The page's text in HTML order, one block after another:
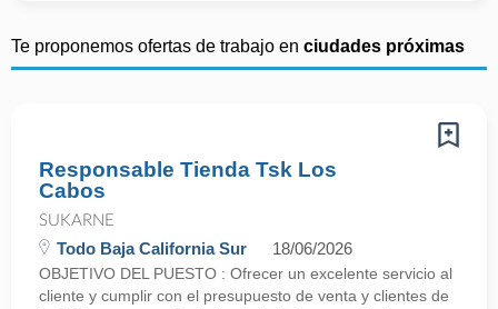
Te proponemos ofertas de trabajo en ciudades próximas
Responsable Tienda Tsk Los
Cabos
SUKARNE
Todo Baja California Sur 18/06/2026
OBJETIVO DEL PUESTO : Ofrecer un excelente servicio al
cliente y cumplir con el presupuesto de venta y clientes de